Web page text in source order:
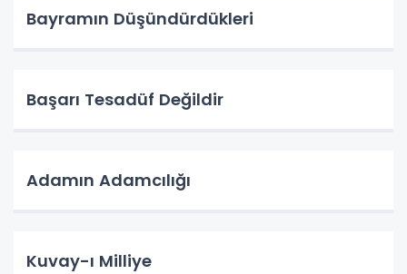
Bayramın Düşündürdükleri
Başarı Tesadüf Değildir
Adamın Adamcılığı
Kuvay-ı Milliye